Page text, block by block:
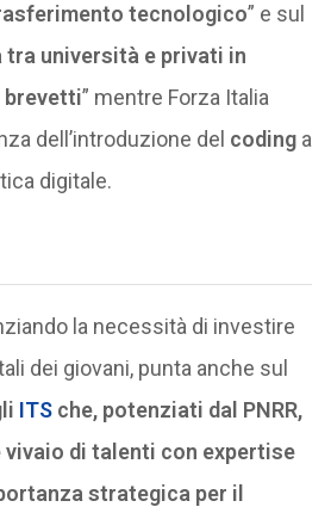
tecnologico” e sul
tra università e privati in
brevetti” mentre Forza Italia
dell’introduzione del codinga
digitale.
la necessità di investire
dei giovani, punta anche sul
ITS che, potenziati dal PNRR,
di talenti con expertise
strategica per il